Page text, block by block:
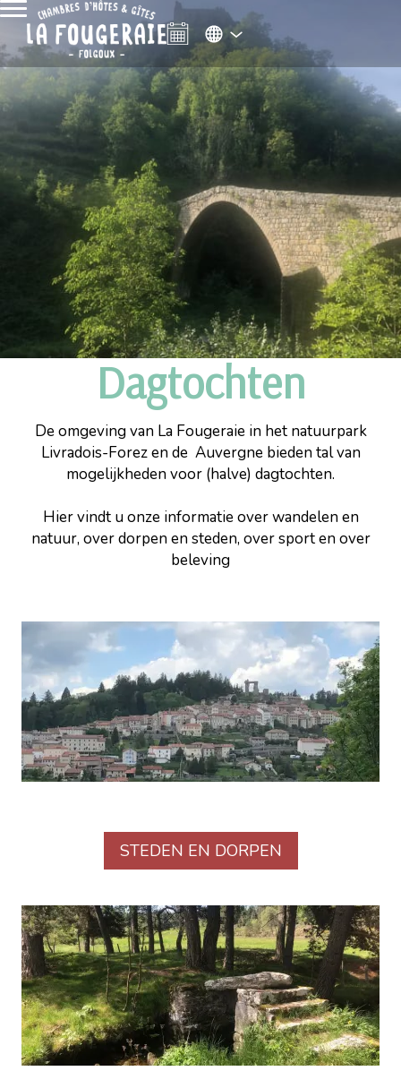
Dagtochten
De omgeving van La Fougeraie in het natuurpark
Livradois-Forez en de Auvergne bieden tal van
mogelijkheden voor (halve) dagtochten.
Hier vindt u onze informatie over wandelen en
natuur, over dorpen en steden, over sport en over
beleving
STEDEN EN DORPEN